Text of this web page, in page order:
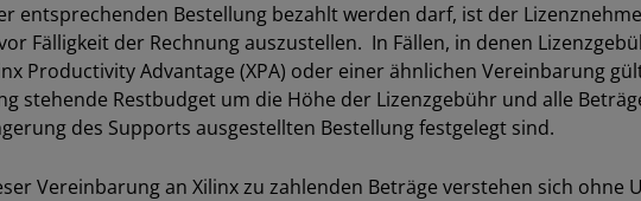
entsprechenden Bestellung bezahlt werden darf, ist der
Fälligkeit der Rechnung auszustellen. In Fällen, in denen
Productivity Advantage (XPA) oder einer ähnlichen Vereinbarung
stehende Restbudget um die Höhe der Lizenzgebühr und alle
des Supports ausgestellten Bestellung festgelegt sind.
Vereinbarung an Xilinx zu zahlenden Beträge verstehen sich ohne